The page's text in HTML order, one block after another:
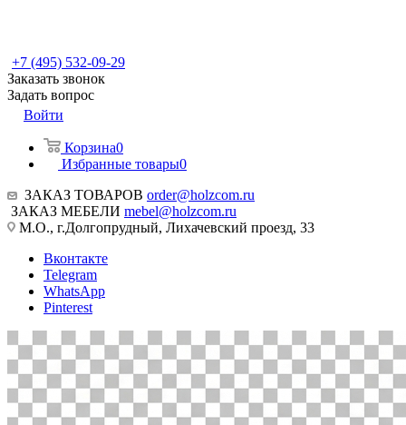
+7 (495) 532-09-29
Заказать звонок
Задать вопрос
Войти
Корзина0
Избранные товары0
ЗАКАЗ ТОВАРОВ order@holzcom.ru
ЗАКАЗ МЕБЕЛИ mebel@holzcom.ru
М.О., г.Долгопрудный, Лихачевский проезд, 33
Вконтакте
Telegram
WhatsApp
Pinterest